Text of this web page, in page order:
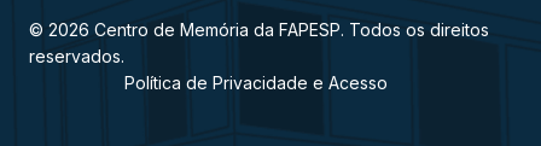
© 2026 Centro de Memória da FAPESP. Todos os direitos
reservados.
Política de Privacidade e Acesso